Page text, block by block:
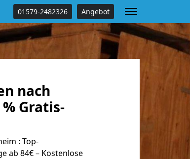
01579-2482326 Angebot
nach
Gratis-
: Top-
ab 84€ – Kostenlose